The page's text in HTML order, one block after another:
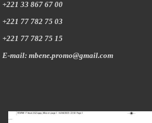
+221 33 867 67 00
+221 77 782 75 03
+221 77 782 75 15
E-mail: mbene.promo@gmail.com